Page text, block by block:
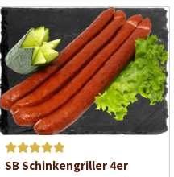
Bewertet mit
SB Schinkengriller 4er